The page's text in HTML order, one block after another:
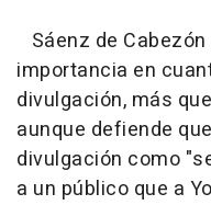
Sáenz de
importancia en
divulgación, más
aunque defiende
divulgación como
a un público que a